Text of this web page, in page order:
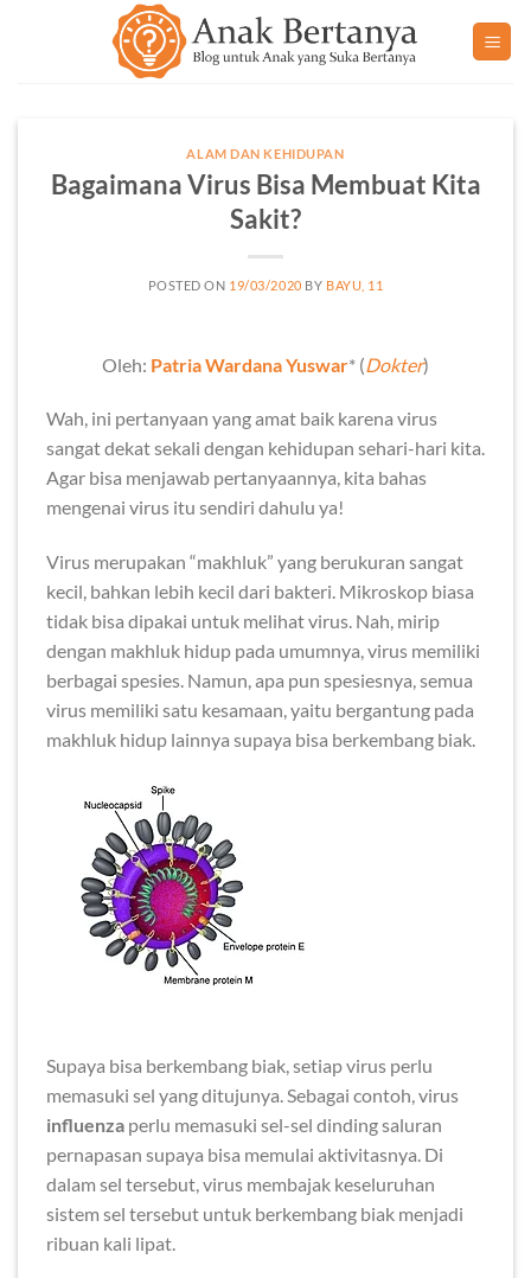
ALAM DAN KEHIDUPAN
Bagaimana Virus Bisa Membuat Kita
Sakit?
POSTED ON 19/03/2020 BY BAYU, 11
Oleh: Patria Wardana Yuswar* (Dokter)
Wah, ini pertanyaan yang amat baik karena virus
sangat dekat sekali dengan kehidupan sehari-hari kita.
Agar bisa menjawab pertanyaannya, kita bahas
mengenai virus itu sendiri dahulu ya!
Virus merupakan “makhluk” yang berukuran sangat
kecil, bahkan lebih kecil dari bakteri. Mikroskop biasa
tidak bisa dipakai untuk melihat virus. Nah, mirip
dengan makhluk hidup pada umumnya, virus memiliki
berbagai spesies. Namun, apa pun spesiesnya, semua
virus memiliki satu kesamaan, yaitu bergantung pada
makhluk hidup lainnya supaya bisa berkembang biak.
Supaya bisa berkembang biak, setiap virus perlu
memasuki sel yang ditujunya. Sebagai contoh, virus
influenza perlu memasuki sel-sel dinding saluran
pernapasan supaya bisa memulai aktivitasnya. Di
dalam sel tersebut, virus membajak keseluruhan
sistem sel tersebut untuk berkembang biak menjadi
ribuan kali lipat.